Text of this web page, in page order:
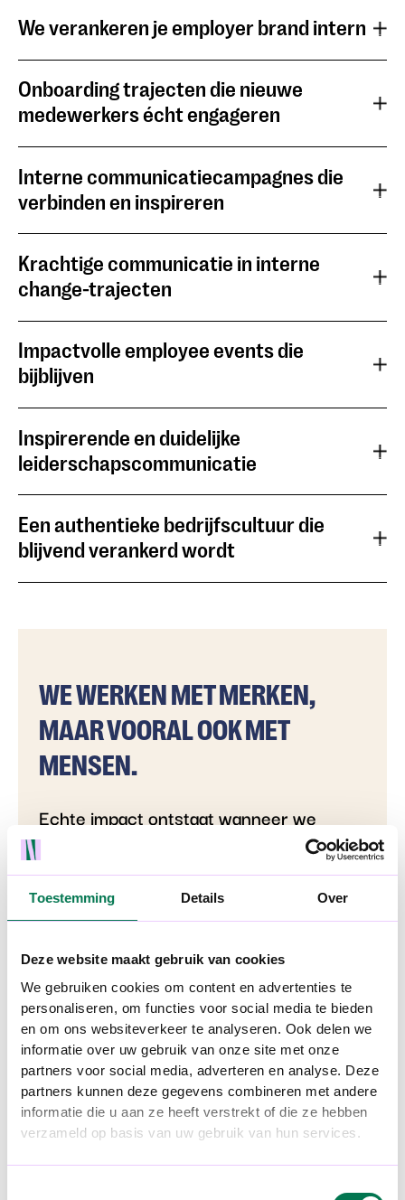
Toestemming Details Over
Deze website maakt gebruik van cookies
We gebruiken cookies om content en advertenties te
personaliseren, om functies voor social media te bieden
en om ons websiteverkeer te analyseren. Ook delen we
informatie over uw gebruik van onze site met onze
partners voor social media, adverteren en analyse. Deze
partners kunnen deze gegevens combineren met andere
informatie die u aan ze heeft verstrekt of die ze hebben
verzameld op basis van uw gebruik van hun services.
We verankeren je employer brand intern
Onboarding trajecten die nieuwe
medewerkers écht engageren
Interne communicatiecampagnes die
verbinden en inspireren
Krachtige communicatie in interne
change-trajecten
Impactvolle employee events die
bijblijven
Inspirerende en duidelijke
leiderschapscommunicatie
Een authentieke bedrijfscultuur die
blijvend verankerd wordt
WE WERKEN MET MERKEN,
MAAR VOORAL OOK MET
MENSEN.
Echte impact ontstaat wanneer we
samenwerken alsof we collega’s zijn:
vanuit betrokkenheid en vertrouwen en
met hetzelfde doel voor ogen. Zo helpen
we jouw organisatie groeien als
employer of choice.
Bekijk onze projecten